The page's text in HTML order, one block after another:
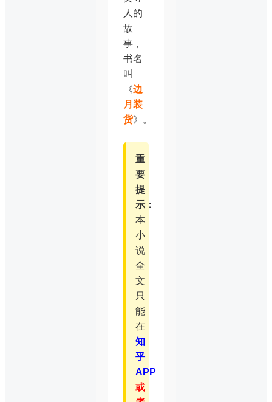
人的
故
事，
书名
叫
《边
月装
货》。
重
要
提
示：
本
小
说
全
文
只
能
在
知
乎
APP
或